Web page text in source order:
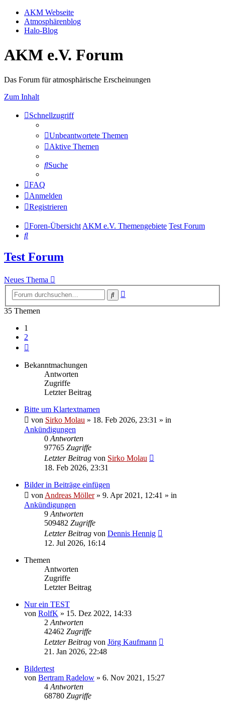
AKM Webseite
Atmosphärenblog
Halo-Blog
AKM e.V. Forum
Das Forum für atmosphärische Erscheinungen
Zum Inhalt
Schnellzugriff
Unbeantwortete Themen
Aktive Themen
Suche
FAQ
Anmelden
Registrieren
Foren-Übersicht AKM e.V. Themengebiete Test Forum
Suche
Test Forum
Neues Thema
Suche
35 Themen
1
2
Bekanntmachungen
Antworten
Zugriffe
Letzter Beitrag
Bitte um Klartextnamen
von Sirko Molau » 18. Feb 2026, 23:31 » in
Ankündigungen
0 Antworten
97765 Zugriffe
Letzter Beitrag von Sirko Molau
18. Feb 2026, 23:31
Bilder in Beiträge einfügen
von Andreas Möller» 9. Apr 2021, 12:41 » in
Ankündigungen
9 Antworten
509482 Zugriffe
Letzter Beitrag von Dennis Hennig
12. Jul 2026, 16:14
Themen
Antworten
Zugriffe
Letzter Beitrag
Nur ein TEST
von RolfK » 15. Dez 2022, 14:33
2 Antworten
42462 Zugriffe
Letzter Beitrag von Jörg Kaufmann
21. Jan 2026, 22:48
Bildertest
von Bertram Radelow » 6. Nov 2021, 15:27
4 Antworten
68780 Zugriffe